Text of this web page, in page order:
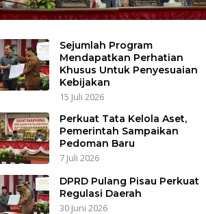
Sejumlah Program
Mendapatkan Perhatian
Khusus Untuk Penyesuaian
Kebijakan
15 Juli 2026
Perkuat Tata Kelola Aset,
Pemerintah Sampaikan
Pedoman Baru
7 Juli 2026
DPRD Pulang Pisau Perkuat
Regulasi Daerah
30 Juni 2026